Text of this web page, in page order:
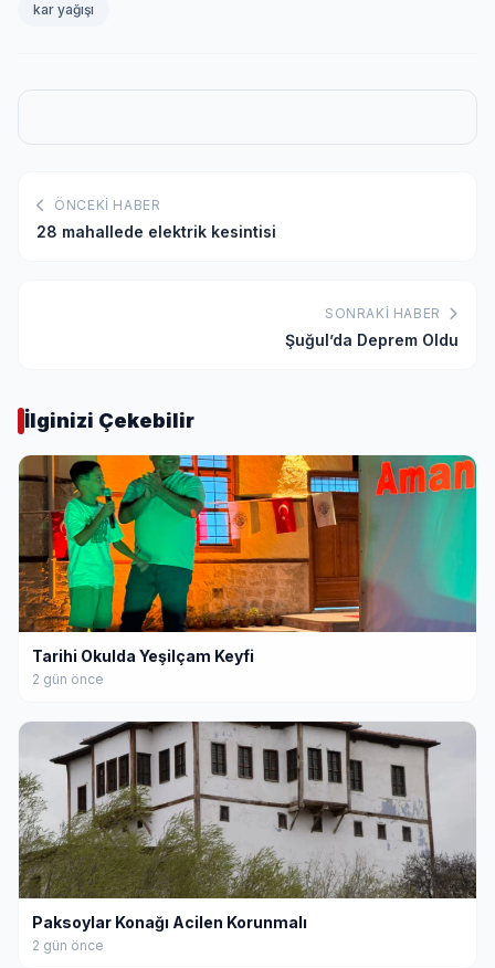
kar yağışı
ÖNCEKI HABER
28 mahallede elektrik kesintisi
SONRAKI HABER
Şuğul’da Deprem Oldu
İlginizi Çekebilir
Tarihi Okulda Yeşilçam Keyfi
2 gün önce
Paksoylar Konağı Acilen Korunmalı
2 gün önce